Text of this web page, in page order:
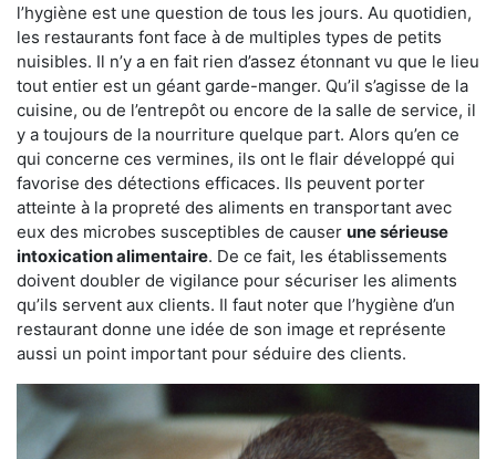
l’hygiène est une question de tous les jours. Au quotidien,
les restaurants font face à de multiples types de petits
nuisibles. Il n’y a en fait rien d’assez étonnant vu que le lieu
tout entier est un géant garde-manger. Qu’il s’agisse de la
cuisine, ou de l’entrepôt ou encore de la salle de service, il
y a toujours de la nourriture quelque part. Alors qu’en ce
qui concerne ces vermines, ils ont le flair développé qui
favorise des détections efficaces. Ils peuvent porter
atteinte à la propreté des aliments en transportant avec
eux des microbes susceptibles de causer une sérieuse
intoxication alimentaire. De ce fait, les établissements
doivent doubler de vigilance pour sécuriser les aliments
qu’ils servent aux clients. Il faut noter que l’hygiène d’un
restaurant donne une idée de son image et représente
aussi un point important pour séduire des clients.